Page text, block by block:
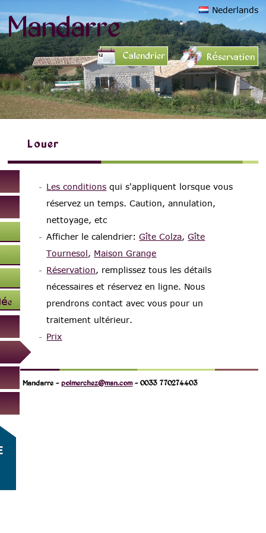
Mandarre Nederlands
Calendrier Réservation
Louer
Les conditions qui s'appliquent lorsque vous
réservez un temps. Caution, annulation,
nettoyage, etc
Afficher le calendrier:Gîte Colza,Gîte
Tournesol, Maison Grange
Réservation, remplissez tous les détails
nécessaires et réservez en ligne. Nous
prendrons contact avec vous pour un
traitement ultérieur.
Prix
Mandarre -polmerchez@msn.com- 0033 770274403